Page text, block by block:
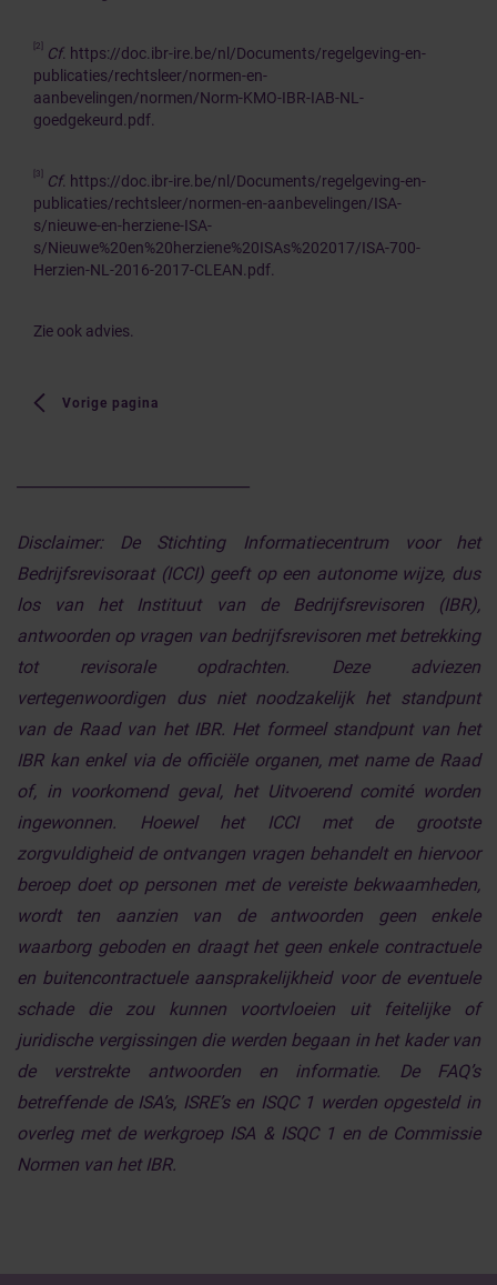
[2] Cf. https://doc.ibr-ire.be/nl/Documents/regelgeving-en-
publicaties/rechtsleer/normen-en-
aanbevelingen/normen/Norm-KMO-IBR-IAB-NL-
goedgekeurd.pdf
[3] Cf. https://doc.ibr-ire.be/nl/Documents/regelgeving-en-
publicaties/rechtsleer/normen-en-aanbevelingen/ISA-
s/nieuwe-en-herziene-ISA-
s/Nieuwe%20en%20herziene%20ISAs%202017/ISA-700-
Herzien-NL-2016-2017-CLEAN.pdf
Zie ook advies
Vorige pagina
Disclaimer: De Stichting Informatiecentrum voor het
Bedrijfsrevisoraat (ICCI) geeft op een autonome wijze, dus
los van het Instituut van de Bedrijfsrevisoren (IBR),
antwoorden op vragen van bedrijfsrevisoren met betrekking
tot revisorale opdrachten. Deze adviezen
vertegenwoordigen dus niet noodzakelijk het standpunt
van de Raad van het IBR. Het formeel standpunt van het
IBR kan enkel via de officiële organen, met name de Raad
of, in voorkomend geval, het Uitvoerend comité worden
ingewonnen. Hoewel het ICCI met de grootste
zorgvuldigheid de ontvangen vragen behandelt en hiervoor
beroep doet op personen met de vereiste bekwaamheden,
wordt ten aanzien van de antwoorden geen enkele
waarborg geboden en draagt het geen enkele contractuele
en buitencontractuele aansprakelijkheid voor de eventuele
schade die zou kunnen voortvloeien uit feitelijke of
juridische vergissingen die werden begaan in het kader van
de verstrekte antwoorden en informatie. De FAQ’s
betreffende de ISA’s, ISRE’s en ISQC 1 werden opgesteld in
overleg met de werkgroep ISA & ISQC 1 en de Commissie
Normen van het IBR.